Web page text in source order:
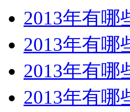
2013年有哪
2013年有哪
2013年有哪
2013年有哪